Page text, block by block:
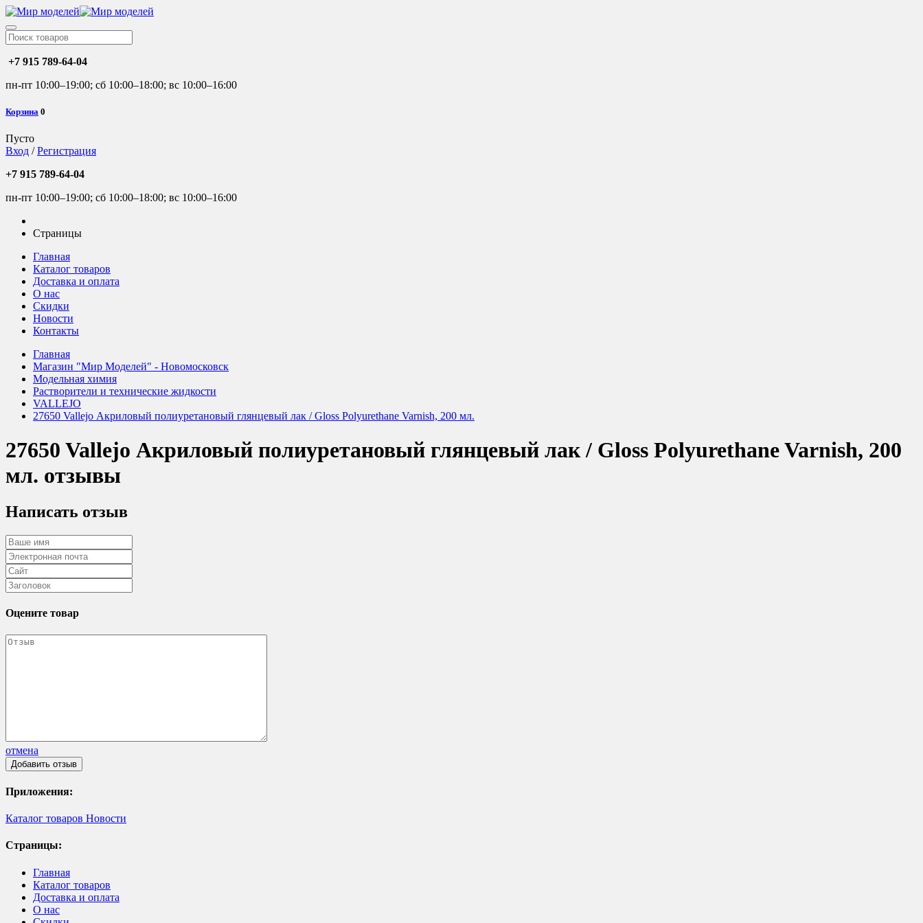
+7 915 789-64-04
пн-пт 10:00–19:00; сб 10:00–18:00; вс 10:00–16:00
Корзина 0
Пусто
Вход /Регистрация
+7 915 789-64-04
пн-пт 10:00–19:00; сб 10:00–18:00; вс 10:00–16:00
Страницы
Главная
Каталог товаров
Доставка и оплата
О нас
Скидки
Новости
Контакты
Главная
Магазин "Мир Моделей" - Новомосковск
Модельная химия
Растворители и технические жидкости
VALLEJO
27650 Vallejo Акриловый полиуретановый глянцевый лак / Gloss Polyurethane Varnish, 200 мл.
27650 Vallejo Акриловый полиуретановый глянцевый лак / Gloss Polyurethane Varnish, 200
мл. отзывы
Написать отзыв
Оцените товар
отмена
Приложения:
Каталог товаров Новости
Страницы:
Главная
Каталог товаров
Доставка и оплата
О нас